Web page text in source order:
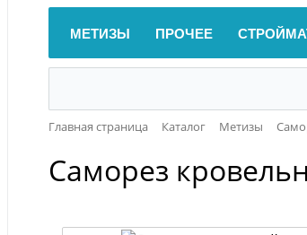
МЕТИЗЫ ПРОЧЕЕ
Главная страница Каталог Метизы
Саморез